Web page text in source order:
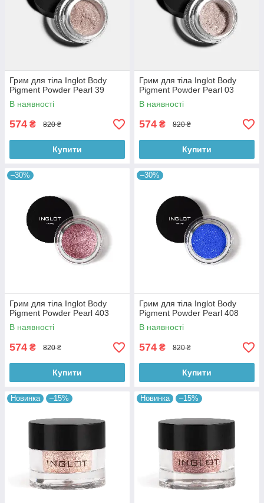
Грим для тіла Inglot Body
Pigment Powder Pearl 39
В наявності
574 ₴ 820 ₴
Купити
Грим для тіла Inglot Body
Pigment Powder Pearl 03
В наявності
574 ₴ 820 ₴
Купити
–30%
Грим для тіла Inglot Body
Pigment Powder Pearl 403
В наявності
574 ₴ 820 ₴
Купити
–30%
Грим для тіла Inglot Body
Pigment Powder Pearl 408
В наявності
574 ₴ 820 ₴
Купити
Новинка –15% Новинка –15%